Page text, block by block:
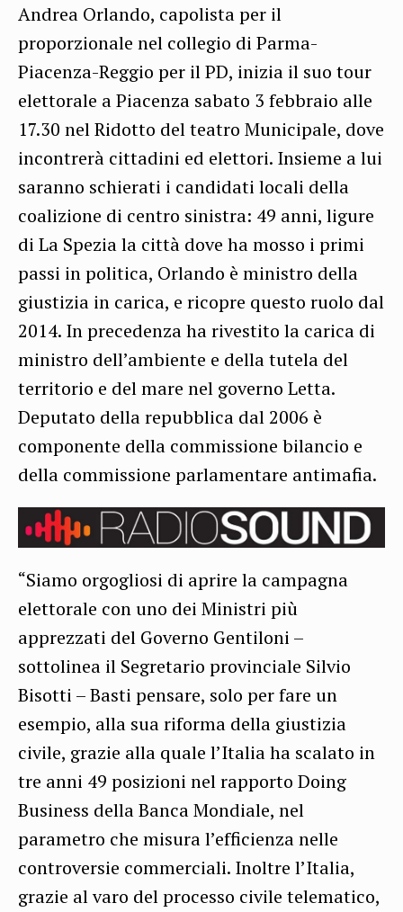
Andrea Orlando, capolista per il
proporzionale nel collegio di Parma-
Piacenza-Reggio per il PD, inizia il suo tour
elettorale a Piacenza sabato 3 febbraio alle
17.30 nel Ridotto del teatro Municipale, dove
incontrerà cittadini ed elettori. Insieme a lui
saranno schierati i candidati locali della
coalizione di centro sinistra: 49 anni, ligure
di La Spezia la città dove ha mosso i primi
passi in politica, Orlando è ministro della
giustizia in carica, e ricopre questo ruolo dal
2014. In precedenza ha rivestito la carica di
ministro dell’ambiente e della tutela del
territorio e del mare nel governo Letta.
Deputato della repubblica dal 2006 è
componente della commissione bilancio e
della commissione parlamentare antimafia.
“Siamo orgogliosi di aprire la campagna
elettorale con uno dei Ministri più
apprezzati del Governo Gentiloni –
sottolinea il Segretario provinciale Silvio
Bisotti – Basti pensare, solo per fare un
esempio, alla sua riforma della giustizia
civile, grazie alla quale l’Italia ha scalato in
tre anni 49 posizioni nel rapporto Doing
Business della Banca Mondiale, nel
parametro che misura l’efficienza nelle
controversie commerciali. Inoltre l’Italia,
grazie al varo del processo civile telematico,